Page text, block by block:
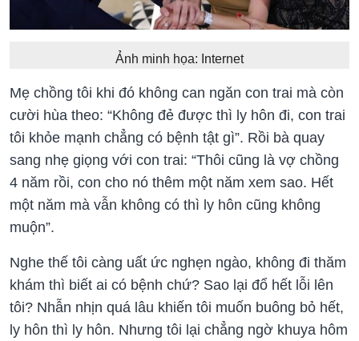
Ảnh minh họa: Internet
Mẹ chồng tôi khi đó không can ngăn con trai mà còn
cười hùa theo: “Không đẻ được thì ly hôn đi, con trai
tôi khỏe mạnh chẳng có bệnh tật gì”. Rồi bà quay
sang nhẹ giọng với con trai: “Thôi cũng là vợ chồng
4 năm rồi, con cho nó thêm một năm xem sao. Hết
một năm mà vẫn không có thì ly hôn cũng không
muộn”.
Nghe thế tôi càng uất ức nghẹn ngào, không đi thăm
khám thì biết ai có bệnh chứ? Sao lại đổ hết lỗi lên
tôi? Nhẫn nhịn quá lâu khiến tôi muốn buông bỏ hết,
ly hôn thì ly hôn. Nhưng tôi lại chẳng ngờ khuya hôm